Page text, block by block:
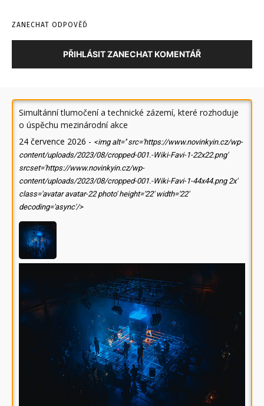
ZANECHAT ODPOVĚĎ
PŘIHLÁSIT ZANECHAT KOMENTÁŘ
Simultánní tlumočení a technické zázemí, které rozhoduje
o úspěchu mezinárodní akce
24 července 2026 - <img alt='' src='https://www.novinkyin.cz/wp-
content/uploads/2023/08/cropped-001.-Wiki-Favi-1-22x22.png'
srcset='https://www.novinkyin.cz/wp-
content/uploads/2023/08/cropped-001.-Wiki-Favi-1-44x44.png 2x'
class='avatar avatar-22 photo' height='22' width='22'
decoding='async'/>